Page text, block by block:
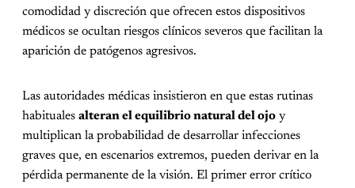
comodidad y discreción que ofrecen estos dispositivos
médicos se ocultan riesgos clínicos severos que facilitan la
aparición de patógenos agresivos.
Las autoridades médicas insistieron en que estas rutinas
habituales alteran el equilibrio natural del ojo y
multiplican la probabilidad de desarrollar infecciones
graves que, en escenarios extremos, pueden derivar en la
pérdida permanente de la visión. El primer error crítico